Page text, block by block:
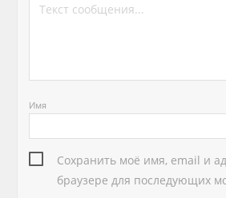
Имя
Сохранить моё имя, email и
браузере для последующих